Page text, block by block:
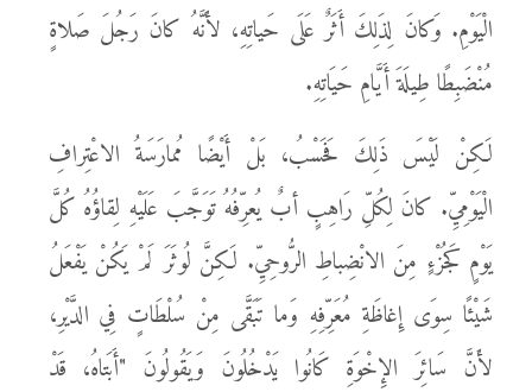
الْيَوْمِ. وَكانَ لِذَلِكَ أَثَرٌ عَلَى حَياتِهِ، لأَنَّهُ كانَ رَجُلَ صَلاةٍ
مُنْضَبِطًا طِيلَةَ أَيَّامِ حَيَاتِهِ.
لَكِنْ لَيْسَ ذَلِكَ فَحَسْبُ، بَلْ أَيْضًا مُمارَسَةُ الاعْتِرافِ
الْيَوْمِيِّ. كانَ لِكُلِّ رَاهِبٍ أبٌ يُعرِّفُهُ تَوَجَّبَ عَلَيْهِ لِقاؤُهُ كُلَّ
يَوْمٍ كَجُزْءٍ مِنَ الانْضِباطِ الرُّوحِيِّ. لَكِنَّ لُوثَرَ لَمْ يَكُنْ يَفْعَلُ
شَيْئًا سِوَى إِغاظَةِ مُعَرِّفِهِ وَما تَبَقَّى مِنْ سُلْطَاتٍ فِي الدَّيْرِ،
لأَنَّ سَائِرَ الإِخْوَةِ كَانُوا يَدْخُلُونَ وَيَقُولُونَ "أَبَتاهُ، قَدْ